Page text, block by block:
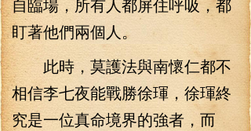
盯著他們兩個人。
此時，莫護法與南懷仁都不
相信李七夜能戰勝徐琿，徐琿終
究是一位真命境界的強者，而